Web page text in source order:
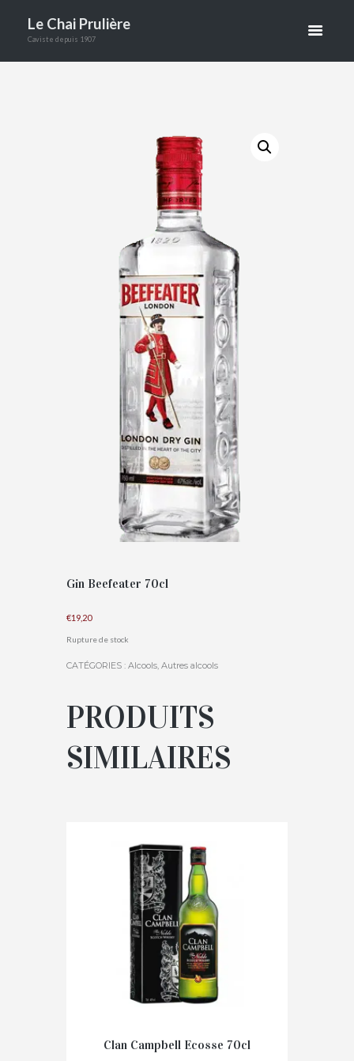
Le Chai Prulière
Caviste depuis 1907
Gin Beefeater 70cl
€19,20
Rupture de stock
CATÉGORIES : Alcools Autres alcools
PRODUITS
SIMILAIRES
Clan Campbell Ecosse 70cl